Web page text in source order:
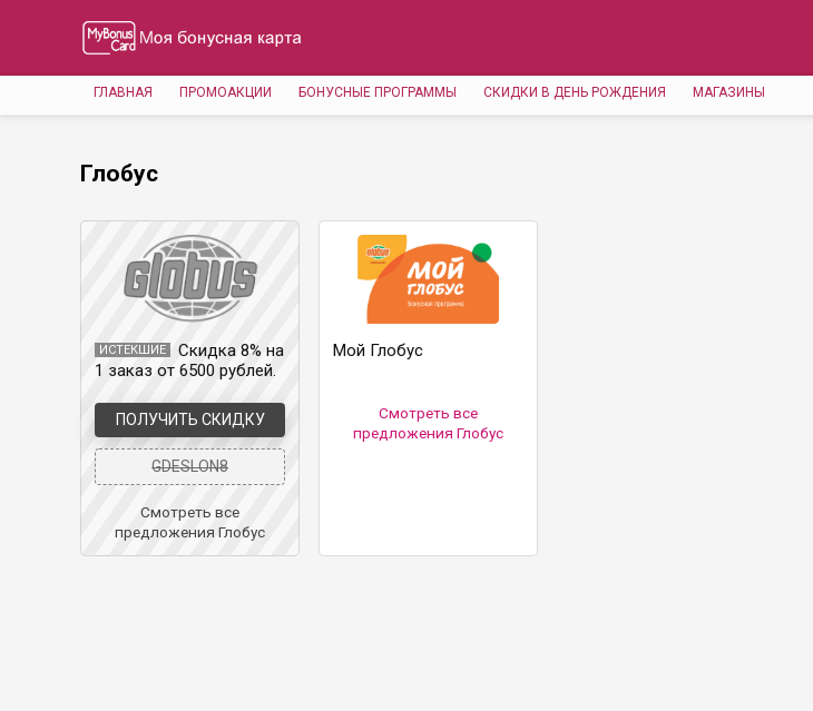
ГЛАВНАЯ ПРОМОАКЦИИ БОНУСНЫЕ ПРОГРАММЫ СКИДКИ В ДЕНЬ РОЖДЕНИЯ МАГАЗИНЫ
Глобус
ИСТЕКШИЕ
Скидка 8% на
1 заказ от 6500 рублей.
акционные товары,
бытовую технику,
электронику. Можно
применить ТОЛЬКО на
сайте.
ПОЛУЧИТЬ СКИДКУ
GDESLON8
Смотреть все
предложения Глобус
Мой Глобус
Смотреть все
предложения Глобус